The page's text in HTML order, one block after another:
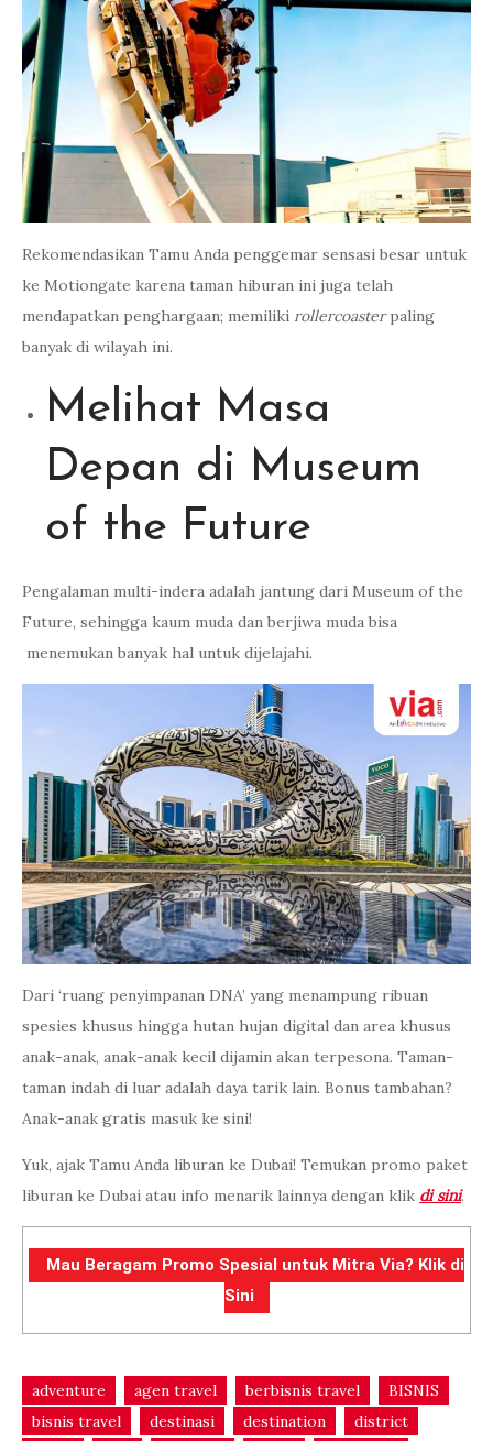
Rekomendasikan Tamu Anda penggemar sensasi besar untuk
ke Motiongate karena taman hiburan ini juga telah
mendapatkan penghargaan; memiliki rollercoasterpaling
banyak di wilayah ini.
Melihat Masa
Depan di Museum
of the Future
Pengalaman multi-indera adalah jantung dari Museum of the
Future, sehingga kaum muda dan berjiwa muda bisa
menemukan banyak hal untuk dijelajahi.
Dari ‘ruang penyimpanan DNA’ yang menampung ribuan
spesies khusus hingga hutan hujan digital dan area khusus
anak-anak, anak-anak kecil dijamin akan terpesona. Taman-
taman indah di luar adalah daya tarik lain. Bonus tambahan?
Anak-anak gratis masuk ke sini!
Yuk, ajak Tamu Anda liburan ke Dubai! Temukan promo paket
liburan ke Dubai atau info menarik lainnya dengan klik di sini.
Mau Beragam Promo Spesial untuk Mitra Via? Klik di
Sini
adventure agen travel berbisnis travel
BISNIS
bisnis travel
destinasi destination
district